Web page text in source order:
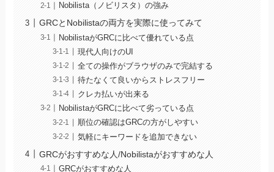
Nobilista（ノビリスタ）の強み
GRCとNobilistaの両方を実際に使ってみて
NobilistaがGRCに比べて優れている点
現代人向けのUI
全ての操作がブラウザのみで完結する
待たなくて良いからストレスフリー
クレカ払いが出来る
NobilistaがGRCに比べて劣っている点
順位の確認はGRCの方がしやすい
気軽にキーワードを追加できない
GRCがおすすめな人/Nobilistaがおすすめな人
GRCがおすすめな人